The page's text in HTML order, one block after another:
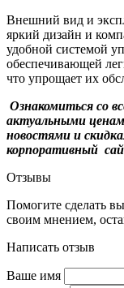
Внешний вид и
яркий дизайн и
удобной системой
обеспечивающей
что упрощает их
Ознакомиться со
актуальными
новостями и
корпоративный
Отзывы
Помогите сделать
своим мнением,
Написать отзыв
Ваше имя